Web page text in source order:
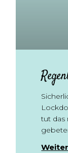
tut das